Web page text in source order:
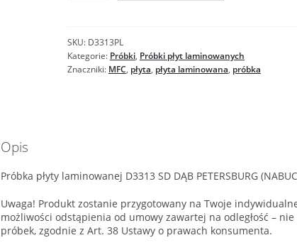
(NABUCCO)
-
próbka
SKU: D3313PL
Kategorie: Próbki, Próbki płyt laminowanych
Znaczniki: MFC, płyta, płyta laminowana, próbka
Opis
Próbka płyty laminowanej D3313 SD DĄB PETERSBURG
Uwaga! Produkt zostanie przygotowany na Twoje
możliwości odstąpienia od umowy zawartej na odległość –
próbek, zgodnie z Art. 38 Ustawy o prawach konsumenta.